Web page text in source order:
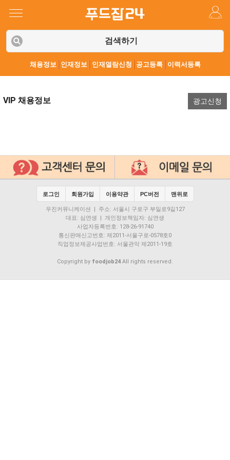
검색하기
채용정보 인재정보 인재열람신청 공고등록 이력서등록
VIP 채용정보 광고신청
로그인 회원가입 이용약관 PC버전 맨위로
우진커뮤니케이션 | 주소: 서울시 구로구 부일로9길127
대표: 심연생 | 개인정보책임자: 심연생
사업자등록번호: 128-26-91740
통신판매신고번호: 제2011-서울구로-0578호0
직업정보제공사업번호: 서울관악 제2011-19호
Copyright by foodjob24All rights reserved.